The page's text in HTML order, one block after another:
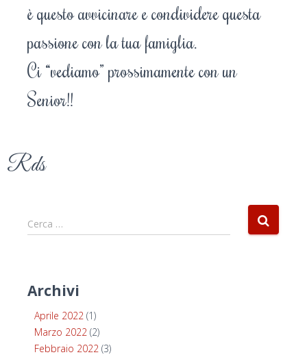
è questo avvicinare e condividere questa
passione con la tua famiglia.
Ci “vediamo” prossimamente con un
Senior!!
Rds
Cerca …
Archivi
Aprile 2022 (1)
Marzo 2022 (2)
Febbraio 2022 (3)